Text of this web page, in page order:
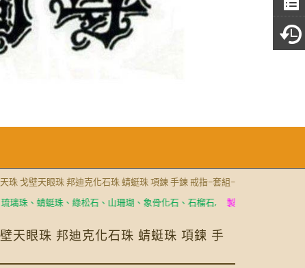
珠 戈壁天眼珠 邦迪克化石珠 蜻蜓珠 項鍊 手鍊 戒指~套組~
蜻蜓珠、綠松石、山珊瑚、象骨化石、石榴石, 製成耳環、項鍊、手鍊、
天眼珠 邦迪克化石珠 蜻蜓珠 項鍊 手